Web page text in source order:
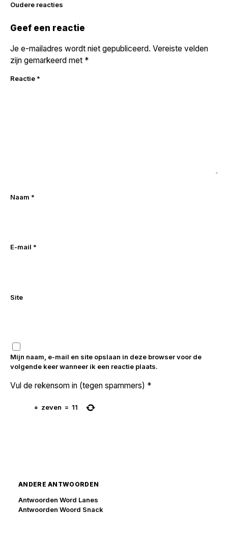
Reacties
navigatie
Oudere reacties
Geef een reactie
Je e-mailadres wordt niet gepubliceerd. Vereiste velden
zijn gemarkeerd met *
Reactie *
Naam *
E-mail *
Site
Mijn naam, e-mail en site opslaan in deze browser voor de
volgende keer wanneer ik een reactie plaats.
Vul de rekensom in (tegen spammers) *
+ zeven = 11
ANDERE ANTWOORDEN
Antwoorden Word Lanes
Antwoorden Woord Snack